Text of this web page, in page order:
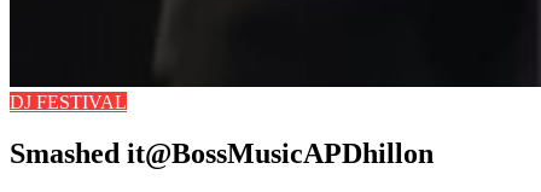
DJ FESTIVAL
Smashed it@BossMusicAPDhillon